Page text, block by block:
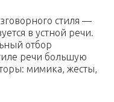
стиля —
в устной речи.
отбор
речи большую
мимика, жесты,